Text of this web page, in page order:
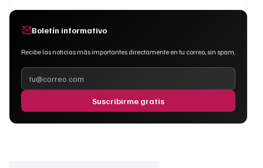
Boletín informativo
Recibe las noticias más importantes directamente en tu correo, sin spam.
Suscribirme gratis